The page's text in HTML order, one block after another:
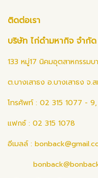
ติดต่อเรา
บริษัท ไก่ดำมหากิจ จำกัด
133 หมู่17 นิคมอุตสาหกรรม
ต.บางเสาธง อ.บางเสาธง จ.
โทรศัพท์ : 02 315 1077 -
แฟกซ์ : 02 315 1078
อีเมลล์ :